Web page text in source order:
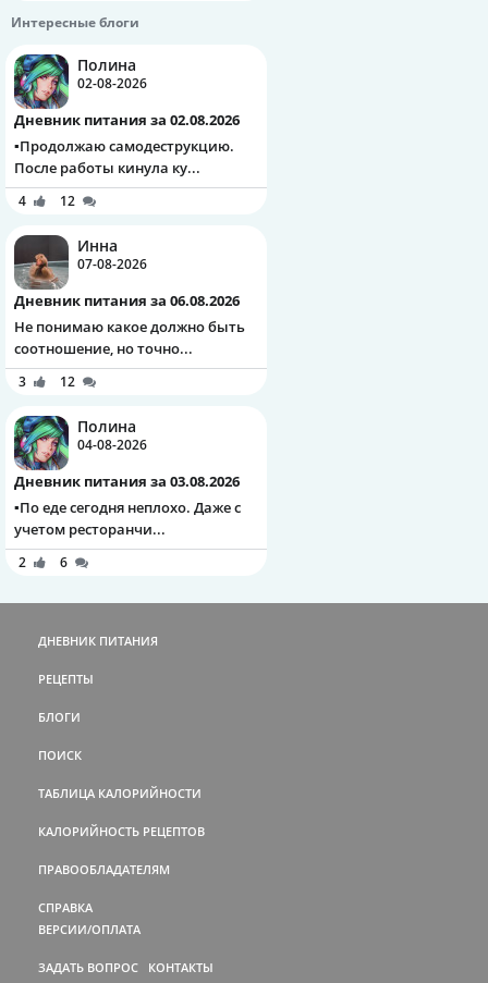
Интересные блоги
Полина
02-08-2026
Дневник питания за 02.08.2026
▪️Продолжаю самодеструкцию.
После работы кинула ку...
4 12
Инна
07-08-2026
Дневник питания за 06.08.2026
Не понимаю какое должно быть
соотношение, но точно...
3 12
Полина
04-08-2026
Дневник питания за 03.08.2026
▪️По еде сегодня неплохо. Даже с
учетом ресторанчи...
2 6
ДНЕВНИК ПИТАНИЯ
РЕЦЕПТЫ
БЛОГИ
ПОИСК
ТАБЛИЦА КАЛОРИЙНОСТИ
КАЛОРИЙНОСТЬ РЕЦЕПТОВ
ПРАВООБЛАДАТЕЛЯМ
СПРАВКА
ВЕРСИИ/ОПЛАТА
ЗАДАТЬ ВОПРОС КОНТАКТЫ